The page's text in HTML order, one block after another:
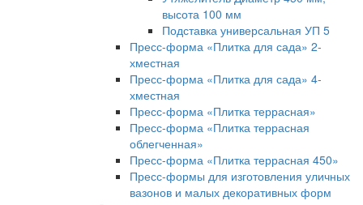
высота 100 мм
Подставка универсальная УП 5
Пресс-форма «Плитка для сада» 2-
хместная
Пресс-форма «Плитка для сада» 4-
хместная
Пресс-форма «Плитка террасная»
Пресс-форма «Плитка террасная
облегченная»
Пресс-форма «Плитка террасная 450»
Пресс-формы для изготовления уличных
вазонов и малых декоративных форм